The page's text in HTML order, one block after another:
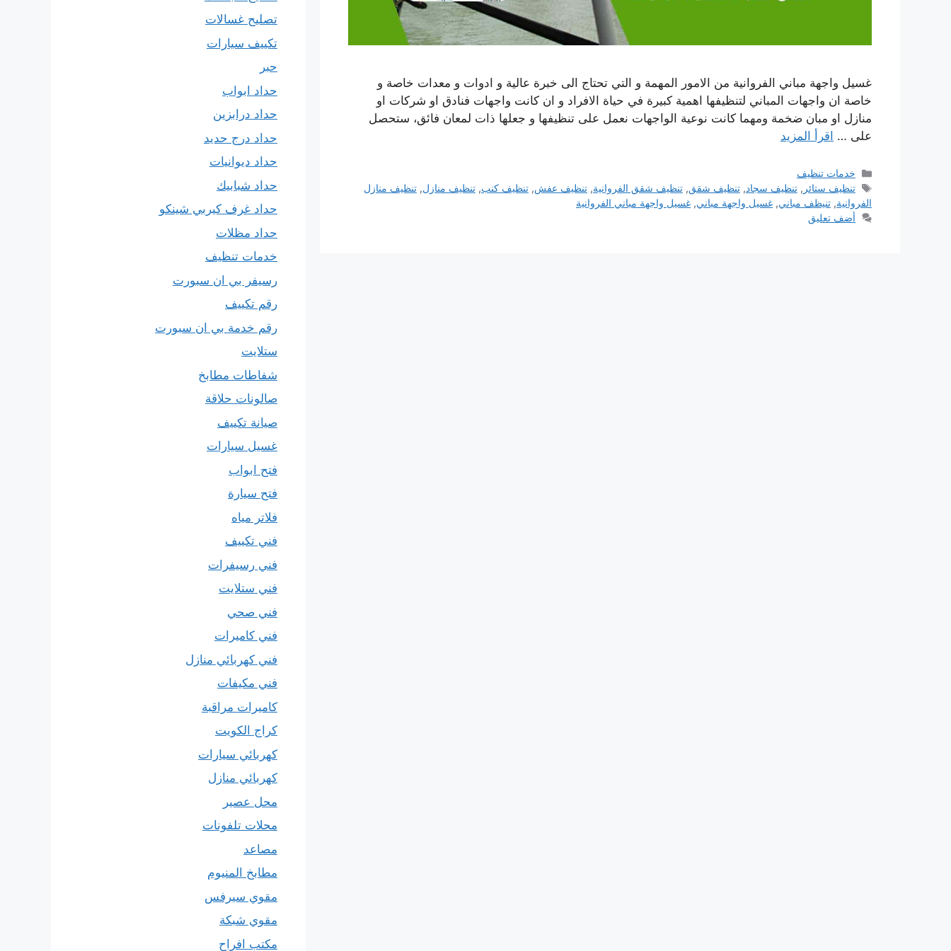
غسيل واجهة مباني الفروانية من الامور المهمة و التي تحتاج الى خبرة عالية و ادوات و معدات خاصة و
خاصة ان واجهات المباني لتنظيفها اهمية كبيرة في حياة الافراد و ان كانت واجهات فنادق او شركات او
منازل او مبان ضخمة ومهما كانت نوعية الواجهات نعمل على تنظيفها و جعلها ذات لمعان فائق، ستحصل
على … اقرأ المزيد
التصنيفات
خدمات تنظيف
الوسوم
تنظيف ستائر ,تنظيف سجاد,تنظيف شقق,تنظيف شقق الفروانية,تنظيف عفش,تنظيف كنب,تنظيف منازل,تنظيف منازل
الفروانية, تنيظف مباني, غسيل واجهة مباني, غسيل واجهة مباني الفروانية
أضف تعليق
تصليح غسالات
تكييف سيارات
حبر
حداد ابواب
حداد درابزين
حداد درج حديد
حداد ديوانيات
حداد شبابيك
حداد غرف كيربي شينكو
حداد مظلات
خدمات تنظيف
رسيفر بي ان سبورت
رقم تكييف
رقم خدمة بي ان سبورت
ستلايت
شفاطات مطابخ
صالونات حلاقة
صيانة تكييف
غسيل سيارات
فتح ابواب
فتح سيارة
فلاتر مياه
فني تكييف
فني رسيفرات
فني ستلايت
فني صحي
فني كاميرات
فني كهربائي منازل
فني مكيفات
كاميرات مراقبة
كراج الكويت
كهربائي سيارات
كهربائي منازل
محل عصير
محلات تلفونات
مصاعد
مطابخ المنيوم
مقوي سيرفس
مقوي شبكة
مكتب افراح